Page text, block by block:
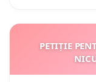
PETIȚIE